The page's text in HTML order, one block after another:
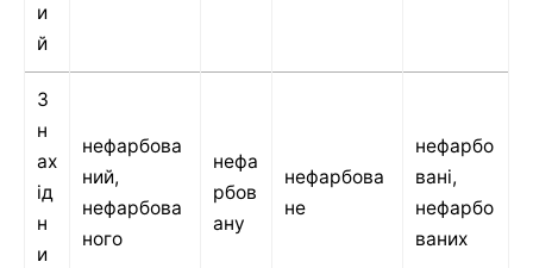
и
й
З
н
ах
ід
н
и
нефарбова
ний,
нефарбова
ного
нефа
рбов
ану
нефарбова
не
нефарбо
вані,
нефарбо
ваних